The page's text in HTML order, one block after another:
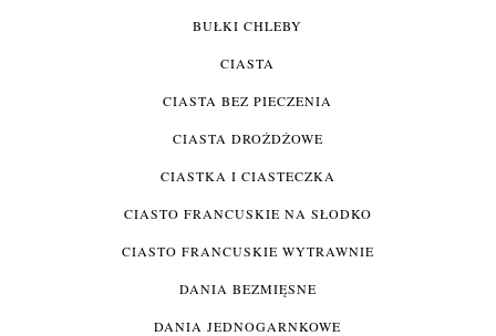
BUŁKI CHLEBY
CIASTA
CIASTA BEZ PIECZENIA
CIASTA DROŻDŻOWE
CIASTKA I CIASTECZKA
CIASTO FRANCUSKIE NA SŁODKO
CIASTO FRANCUSKIE WYTRAWNIE
DANIA BEZMIĘSNE
DANIA JEDNOGARNKOWE